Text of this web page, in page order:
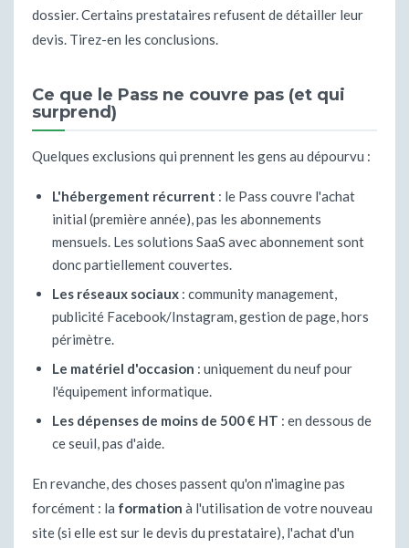
dossier. Certains prestataires refusent de détailler leur
devis. Tirez-en les conclusions.
Ce que le Pass ne couvre pas (et qui
surprend)
Quelques exclusions qui prennent les gens au dépourvu :
L'hébergement récurrent : le Pass couvre l'achat
initial (première année), pas les abonnements
mensuels. Les solutions SaaS avec abonnement sont
donc partiellement couvertes.
Les réseaux sociaux : community management,
publicité Facebook/Instagram, gestion de page, hors
périmètre.
Le matériel d'occasion : uniquement du neuf pour
l'équipement informatique.
Les dépenses de moins de 500 € HT : en dessous de
ce seuil, pas d'aide.
En revanche, des choses passent qu'on n'imagine pas
forcément : la formation à l'utilisation de votre nouveau
site (si elle est sur le devis du prestataire), l'achat d'un